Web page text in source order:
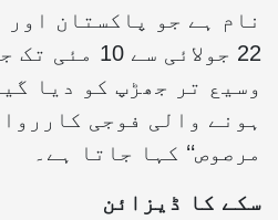
نام ہے جو پاکستان
22 جولائی سے
ہونے والی فوجی
مرصوص‘‘ کہا جاتا ہے۔
سکے کا ڈیزائن